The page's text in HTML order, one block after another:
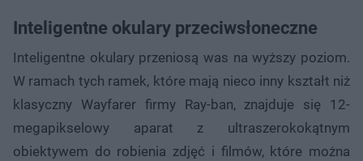
Inteligentne okulary przeciwsłoneczne
Inteligentne okulary przeniosą was na wyższy poziom.
W ramach tych ramek, które mają nieco inny kształt niż
klasyczny Wayfarer firmy Ray-ban, znajduje się 12-
megapikselowy aparat z ultraszerokokątnym
obiektywem do robienia zdjęć i filmów, które można